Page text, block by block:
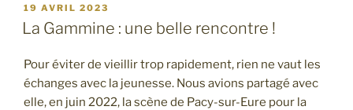
PUBLIÉ
LE
19 AVRIL 2023
La Gammine : une belle rencontre !
Pour éviter de vieillir trop rapidement, rien ne vaut les
échanges avec la jeunesse. Nous avions partagé avec
elle, en juin 2022, la scène de Pacy-sur-Eure pour la